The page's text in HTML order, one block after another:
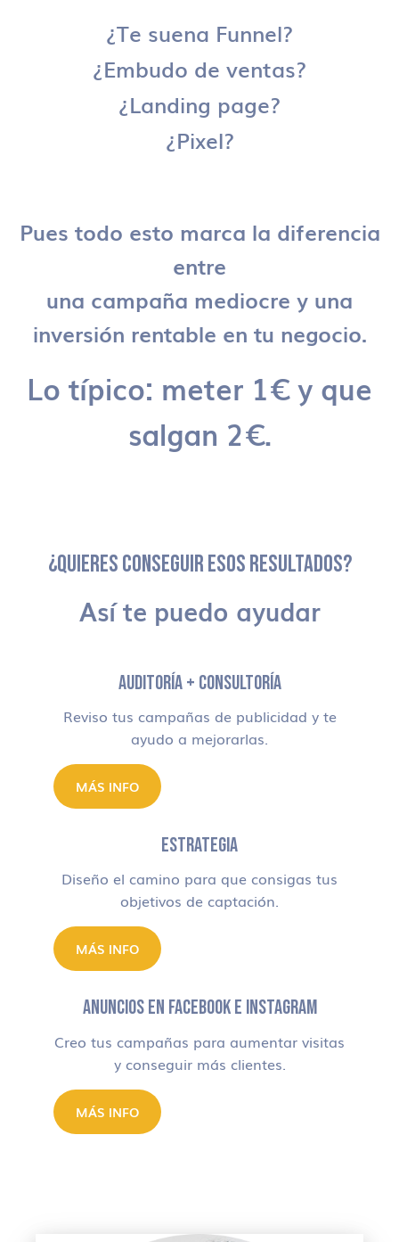
¿Te suena Funnel?
¿Embudo de ventas?
¿Landing page?
¿Pixel?
Pues todo esto marca la diferencia
entre
una campaña mediocre y una
inversión rentable en tu negocio.
Lo típico: meter 1€ y que
salgan 2€.
¿QUIERES CONSEGUIR ESOS RESULTADOS?
Así te puedo ayudar
AUDITORÍA + CONSULTORÍA
Reviso tus campañas de publicidad y te
ayudo a mejorarlas.
MÁS INFO
ESTRATEGIA
Diseño el camino para que consigas tus
objetivos de captación.
MÁS INFO
ANUNCIOS EN FACEBOOK E INSTAGRAM
Creo tus campañas para aumentar visitas
y conseguir más clientes.
MÁS INFO